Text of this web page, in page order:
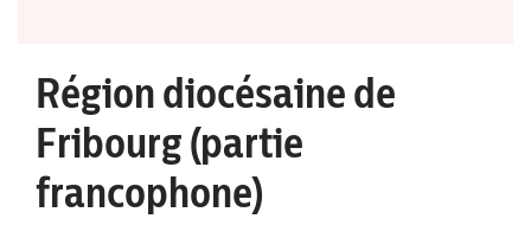
Région diocésaine de
Fribourg (partie
francophone)